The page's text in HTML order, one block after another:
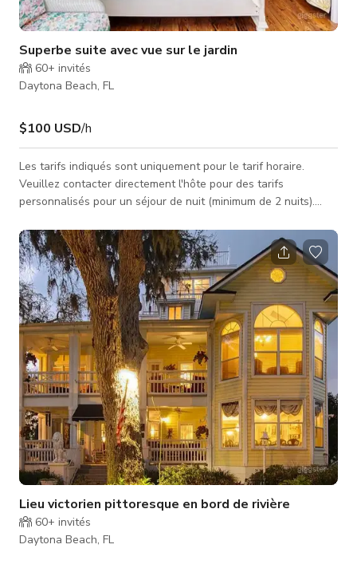
Superbe suite avec vue sur le jardin
60+ invités
Daytona Beach, FL
$100 USD/h
Les tarifs indiqués sont uniquement pour le tarif horaire.
Veuillez contacter directement l'hôte pour des tarifs
personnalisés pour un séjour de nuit (minimum de 2 nuits).
en Floride. Cette suite avec vue sur le jardin est une chambre
spacieuse, lumineuse et aérée avec un lit King et un lit de jour.
Il y a un coin salon séparé pour 3 personnes, avec vue sur les
jardins et la piscine. Cette chambre est également connue
sous
Lieu victorien pittoresque en bord de rivière
60+ invités
Daytona Beach, FL